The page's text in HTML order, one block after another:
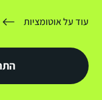
עוד על אוטומציות